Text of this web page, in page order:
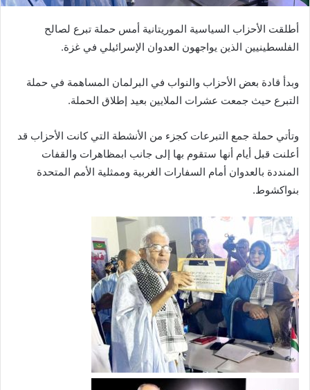
أطلقت الأحزاب السياسية الموريتانية أمس حملة تبرع لصالح
الفلسطينيين الذين يواجهون العدوان الإسرائيلي في غزة.
وبدأ قادة بعض الأحزاب والنواب في البرلمان المساهمة في حملة
التبرع حيث جمعت عشرات الملايين بعيد إطلاق الحملة.
وتأتي حملة جمع التبرعات كجزء من الأنشطة التي كانت الأحزاب قد
أعلنت قبل أيام أنها ستقوم بها إلى جانب ابمظاهرات والقفات
المنددة بالعدوان أمام السفارات الغربية وممثلية الأمم المتحدة
بنواكشوط.